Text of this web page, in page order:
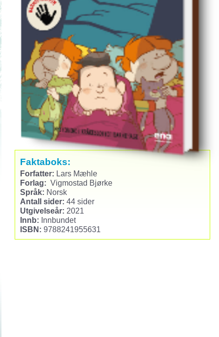
Faktaboks:
Forfatter: Lars Mæhle
Forlag: Vigmostad Bjørke
Språk: Norsk
Antall sider: 44 sider
Utgivelseår: 2021
Innb: Innbundet
ISBN: 9788241955631